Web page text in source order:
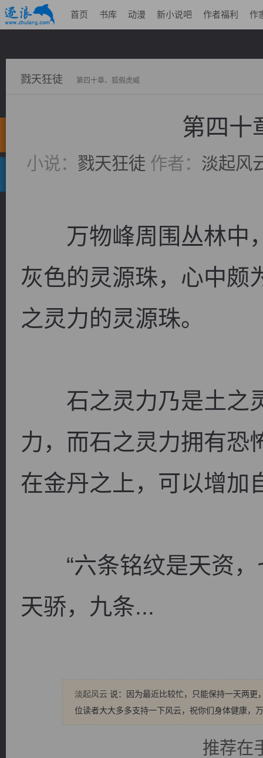
首页 书库 动漫 新小说吧 作者福利 作
戮天狂徒 第四十章、狐假虎威
第四十
小说： 戮天狂徒 作者： 淡起风
万物峰周围丛林中
灰色的灵源珠，心中颇
之灵力的灵源珠。
石之灵力乃是土之
力，而石之灵力拥有恐
在金丹之上，可以增加
“六条铭纹是天资，
天骄，九条...
淡起风云 说：因为最近比较忙，只能保持一天两更
位读者大大多多支持一下风云，祝你们身体健康，
推荐在